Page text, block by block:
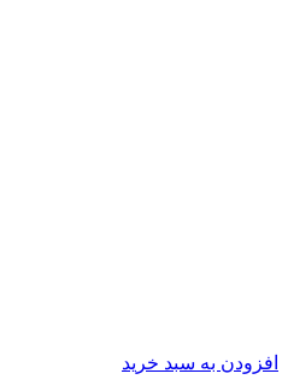
افزودن به سبد خرید